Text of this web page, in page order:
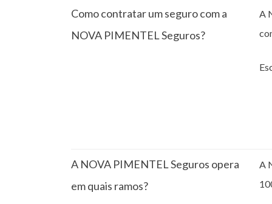
Como contratar um seguro com a
NOVA PIMENTEL Seguros?
A
A NOVA PIMENTEL Seguros opera
em quais ramos?
A